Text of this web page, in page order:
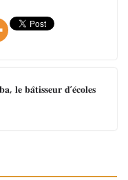
𝐥𝐞 𝐛𝐚̂𝐭𝐢𝐬𝐬𝐞𝐮𝐫 𝐝’𝐞́𝐜𝐨𝐥𝐞𝐬